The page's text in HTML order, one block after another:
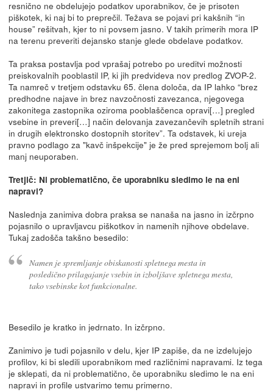
resnično ne obdelujejo podatkov uporabnikov, če je prisoten
piškotek, ki naj bi to preprečil. Težava se pojavi pri kakšnih “in
house” rešitvah, kjer to ni povsem jasno. V takih primerih mora IP
na terenu preveriti dejansko stanje glede obdelave podatkov.
Ta praksa postavlja pod vprašaj potrebo po ureditvi možnosti
preiskovalnih pooblastil IP, ki jih predvideva nov predlog ZVOP-2.
Ta namreč v tretjem odstavku 65. člena določa, da IP lahko “brez
predhodne najave in brez navzočnosti zavezanca, njegovega
zakonitega zastopnika oziroma pooblaščenca opravi[…] pregled
vsebine in preveri[…] način delovanja zavezančevih spletnih strani
in drugih elektronsko dostopnih storitev”. Ta odstavek, ki ureja
pravno podlago za "kavč inšpekcije" je že pred sprejemom bolj ali
manj neuporaben.
Tretjič: Ni problematično, če uporabniku sledimo le na eni
napravi?
Naslednja zanimiva dobra praksa se nanaša na jasno in izčrpno
pojasnilo o upravljavcu piškotkov in namenih njihove obdelave.
Tukaj zadošča takšno besedilo:
Namen je spremljanje obiskanosti spletnega mesta in
posledično prilagajanje vsebin in izboljšave spletnega mesta,
tako vsebinske kot funkcionalne.
Besedilo je kratko in jedrnato. In izčrpno.
Zanimivo je tudi pojasnilo v delu, kjer IP zapiše, da ne izdelujejo
profilov, ki bi sledili uporabnikom med različnimi napravami. Iz tega
je sklepati, da ni problematično, če uporabniku sledimo le na eni
napravi in profile ustvarimo temu primerno.